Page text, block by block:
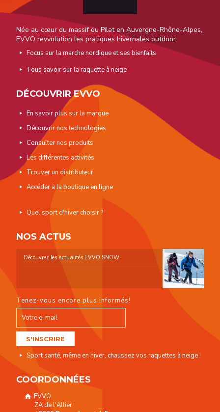
Née au cœur du massif du Pilat en Auvergne-Rhône-Alpes,
EVVO revvolution les pratiques hivernales outdoor.
Focus sur la marche nordique et ses bienfaits
Tous savoir sur la raquette à neige
DÉCOUVRIR EVVO
En savoir plus sur la marque
Découvrir nos technologies
Consulter nos produits
Les différentes activités
Trouver un distributeur
Accéder à la boutique en ligne
Quel sport d'hiver choisir ?
NOS ACTUS
Découvrez les actualités EVVO SNOW
Tenez-vous encore plus informés!
Sport santé, même en hiver, chaussez vos raquettes à neige !
COORDONNÉES
EVVO
ZA de l'Allier